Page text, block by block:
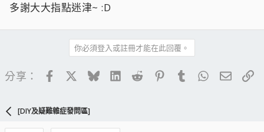
多謝大大指點迷津~ :D
你必須登入或註冊才能在此回覆。
分享： FacebookBlueskyLinkedIn
Reddit PinterestTumblrWhatsApp
電子
[DIY及疑難雜症發問區]